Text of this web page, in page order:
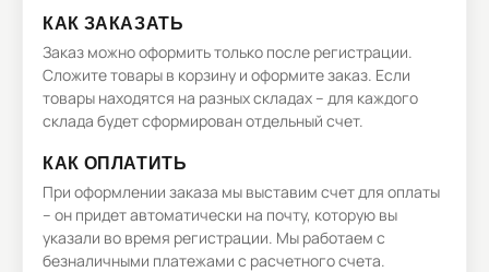
КАК ЗАКАЗАТЬ
Заказ можно оформить только после регистрации.
Сложите товары в корзину и оформите заказ. Если
товары находятся на разных складах – для каждого
склада будет сформирован отдельный счет.
КАК ОПЛАТИТЬ
При оформлении заказа мы выставим счет для оплаты
– он придет автоматически на почту, которую вы
указали во время регистрации. Мы работаем с
безналичными платежами с расчетного счета.